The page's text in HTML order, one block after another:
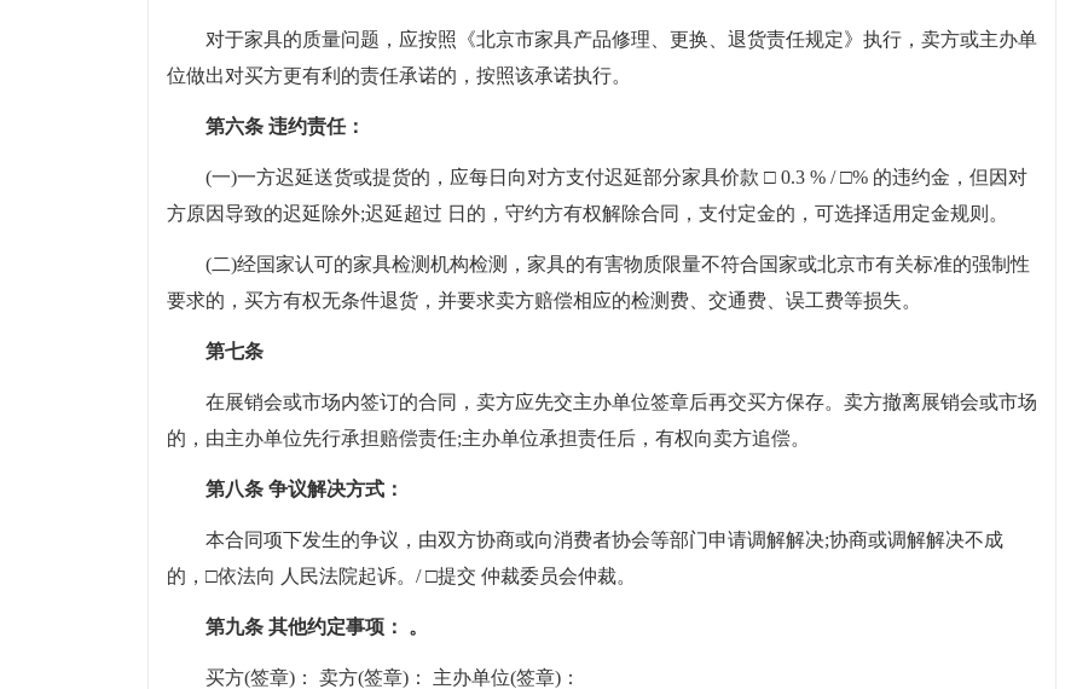
对于家具的质量问题，应按照《北京市家具产品修理、更换、退货责任规定》执行，卖方或主办单
位做出对买方更有利的责任承诺的，按照该承诺执行。
第六条 违约责任：
(一)一方迟延送货或提货的，应每日向对方支付迟延部分家具价款 □ 0.3 % / □% 的违约金，但因对
方原因导致的迟延除外;迟延超过 日的，守约方有权解除合同，支付定金的，可选择适用定金规则。
(二)经国家认可的家具检测机构检测，家具的有害物质限量不符合国家或北京市有关标准的强制性
要求的，买方有权无条件退货，并要求卖方赔偿相应的检测费、交通费、误工费等损失。
第七条
在展销会或市场内签订的合同，卖方应先交主办单位签章后再交买方保存。卖方撤离展销会或市场
的，由主办单位先行承担赔偿责任;主办单位承担责任后，有权向卖方追偿。
第八条 争议解决方式：
本合同项下发生的争议，由双方协商或向消费者协会等部门申请调解解决;协商或调解解决不成
的，□依法向 人民法院起诉。/ □提交 仲裁委员会仲裁。
第九条 其他约定事项： 。
买方(签章)： 卖方(签章)： 主办单位(签章)：